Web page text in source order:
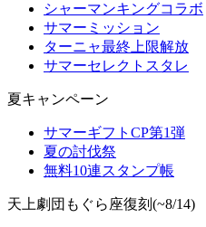
シャーマンキングコラボ
サマーミッション
ターニャ最終上限解放
サマーセレクトスタレ
夏キャンペーン
サマーギフトCP第1弾
夏の討伐祭
無料10連スタンプ帳
天上劇団もぐら座復刻(~8/14)